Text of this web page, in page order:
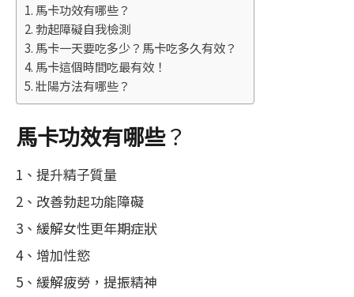
馬卡功效有哪些？
勃起障礙自我檢測
馬卡一天要吃多少？馬卡吃多久有效？
馬卡這個時間吃最有效！
壯陽方法有哪些？
馬卡功效有哪些？
1、提升精子質量
2、改善勃起功能障礙
3、緩解女性更年期症狀
4、增加性慾
5、緩解疲勞，提振精神